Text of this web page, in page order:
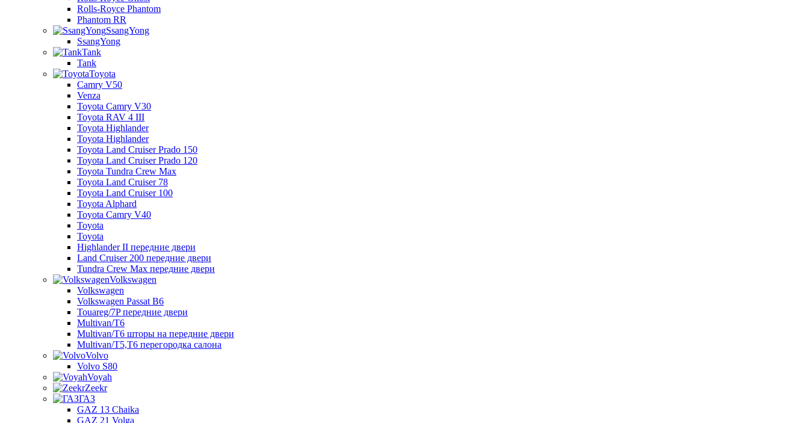
Rolls-Royce Phantom
Phantom RR
SsangYong
SsangYong
Tank
Tank
Toyota
Camry V50
Venza
Toyota Camry V30
Toyota RAV 4 III
Toyota Highlander
Toyota Highlander
Toyota Land Cruiser Prado 150
Toyota Land Cruiser Prado 120
Toyota Tundra Crew Max
Toyota Land Cruiser 78
Toyota Land Cruiser 100
Toyota Alphard
Toyota Camry V40
Toyota
Toyota
Highlander II передние двери
Land Cruiser 200 передние двери
Tundra Crew Max передние двери
Volkswagen
Volkswagen
Volkswagen Passat B6
Touareg/7P передние двери
Multivan/T6
Multivan/T6 шторы на передние двери
Multivan/T5,T6 перегородка салона
Volvo
Volvo S80
Voyah
Zeekr
ГАЗ
GAZ 13 Chaika
GAZ 21 Volga